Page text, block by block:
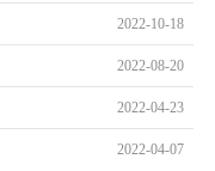
2022-10-18
2022-08-20
2022-04-23
2022-04-07